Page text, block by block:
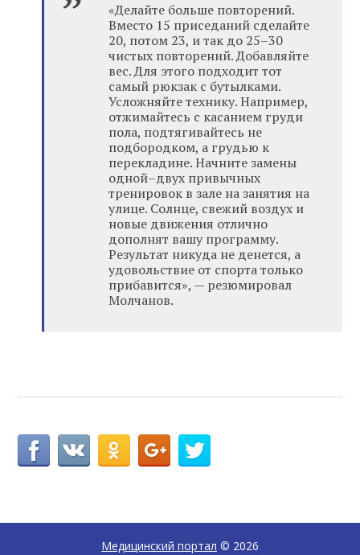
«Делайте больше повторений.
Вместо 15 приседаний сделайте
20, потом 23, и так до 25–30
чистых повторений. Добавляйте
вес. Для этого подходит тот
самый рюкзак с бутылками.
Усложняйте технику. Например,
отжимайтесь с касанием груди
пола, подтягивайтесь не
подбородком, а грудью к
перекладине. Начните замены
одной–двух привычных
тренировок в зале на занятия на
улице. Солнце, свежий воздух и
новые движения отлично
дополнят вашу программу.
Результат никуда не денется, а
удовольствие от спорта только
прибавится», — резюмировал
Молчанов.
Медицинский портал © 2026